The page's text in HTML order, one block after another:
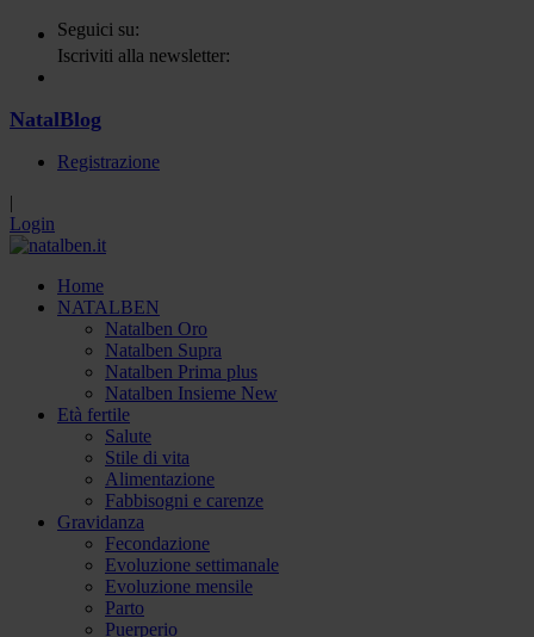
Seguici su:
Iscriviti alla newsletter:
NatalBlog
Registrazione
|
Login
Home
NATALBEN
Natalben Oro
Natalben Supra
Natalben Prima plus
Natalben Insieme New
Età fertile
Salute
Stile di vita
Alimentazione
Fabbisogni e carenze
Gravidanza
Fecondazione
Evoluzione settimanale
Evoluzione mensile
Parto
Puerperio